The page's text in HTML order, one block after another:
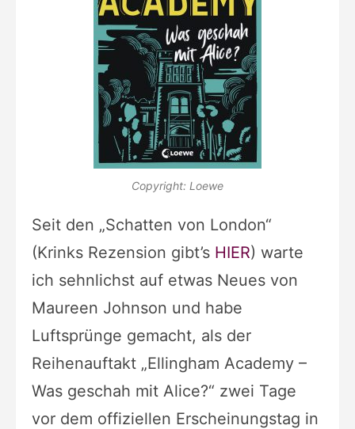
Copyright: Loewe
Seit den „Schatten von London“
(Krinks Rezension gibt’s HIER) warte
ich sehnlichst auf etwas Neues von
Maureen Johnson und habe
Luftsprünge gemacht, als der
Reihenauftakt „Ellingham Academy –
Was geschah mit Alice?“ zwei Tage
vor dem offiziellen Erscheinungstag in